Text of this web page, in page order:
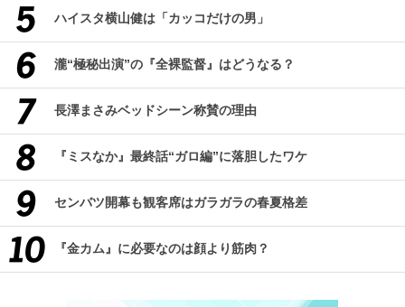
ハイスタ横山健は「カッコだけの男」
瀧“極秘出演”の『全裸監督』はどうなる？
長澤まさみベッドシーン称賛の理由
『ミスなか』最終話“ガロ編”に落胆したワケ
センバツ開幕も観客席はガラガラの春夏格差
『金カム』に必要なのは顔より筋肉？